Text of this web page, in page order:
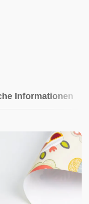
Informationen